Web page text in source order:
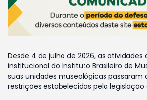
Desde 4 de julho de 2026, as
institucional do Instituto Brasileiro de
suas unidades museológicas passaram
restrições estabelecidas pela legislação